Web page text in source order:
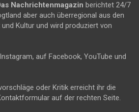
Nachrichtenmagazin berichtet 24/7
aber auch überregional aus den
Kultur und wird produziert von
auf Facebook, YouTube und
oder Kritik erreicht ihr die
auf der rechten Seite.